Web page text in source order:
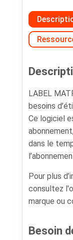
LABEL
besoins
Ce logiciel
dans le
Pour plus
consultez
marque ou
Besoin